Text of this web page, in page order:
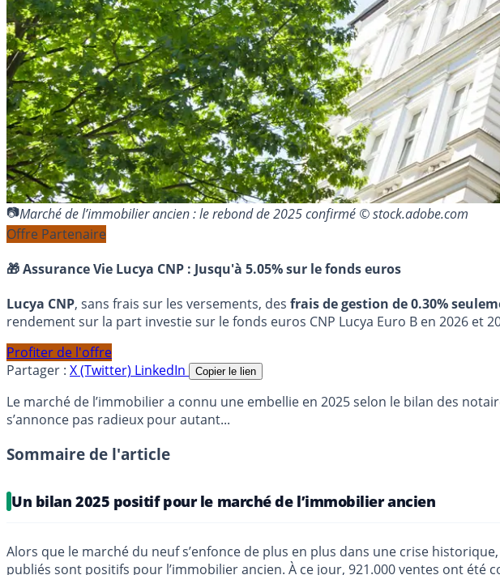
Marché de l’immobilier ancien : le rebond de 2025 confirmé © stock.adobe.com
Offre Partenaire
🎁 Assurance Vie Lucya CNP : Jusqu'à 5.05% sur le fonds euros
Lucya CNP, sans frais sur les versements, des frais de gestion de 0.30%
rendement sur la part investie sur le fonds euros CNP Lucya Euro B en 2026 et
Profiter de l'offre
Partager : X (Twitter) LinkedIn Copier le lien
Le marché de l’immobilier a connu une embellie en 2025 selon le bilan des
s’annonce pas radieux pour autant...
Sommaire de l'article
Un bilan 2025 positif pour le marché de l’immobilier ancien
Alors que le marché du neuf s’enfonce de plus en plus dans une crise
publiés sont positifs pour l’immobilier ancien. À ce jour, 921.000 ventes ont